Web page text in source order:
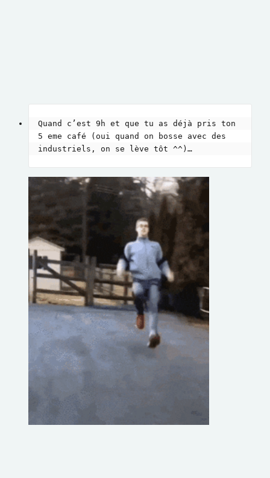
Quand c’est 9h et que tu as déjà pris ton
5 eme café (oui quand on bosse avec des
industriels, on se lève tôt ^^)…